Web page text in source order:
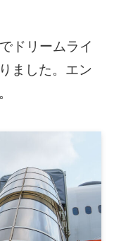
ドリームライ
ました。エン